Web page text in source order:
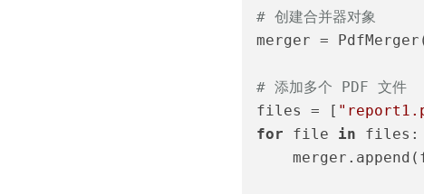
# 创建合并器对象
merger =
# 添加多个 PDF 文件
files = [
for file in files: